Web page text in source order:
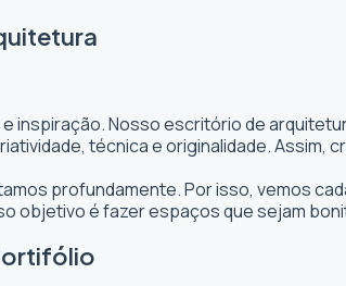
inspiração. Nosso escritório de
técnica e originalidade.
profundamente. Por isso, vemos
objetivo é fazer espaços que sejam